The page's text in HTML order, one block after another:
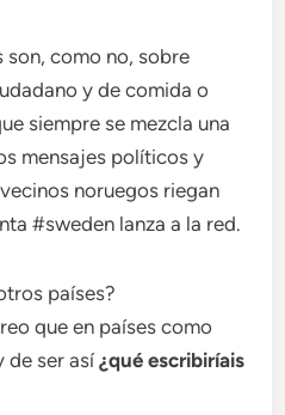
son, como no, sobre
y de comida o
siempre se mezcla una
mensajes políticos y
noruegos riegan
#sweden lanza a la red.
países?
que en países como
de ser así¿qué escribiríais